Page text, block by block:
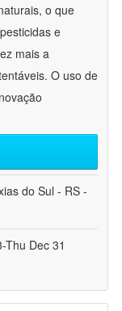
o que
e
mais a
O uso de
do Sul - RS -
Thu Dec 31